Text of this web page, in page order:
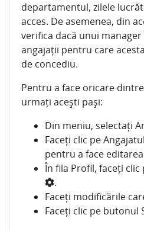
departamentul, zilele
acces. De asemenea, din
verifica dacă unui
angajații pentru care
de concediu.
Pentru a face oricare
urmați acești pași:
Din meniu, selectați
Faceți clic pe
pentru a face
În fila Profil, faceți
.
Faceți modificările
Faceți clic pe butonul